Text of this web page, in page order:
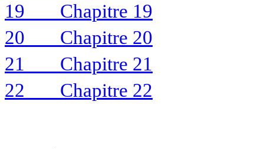
19
Chapitre 19
20
Chapitre 20
21
Chapitre 21
22
Chapitre 22